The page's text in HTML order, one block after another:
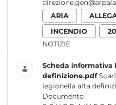
ARIA
INCENDIO
NOTIZIE
Scheda informativa
definizione.pdf
legionella alta
Documento